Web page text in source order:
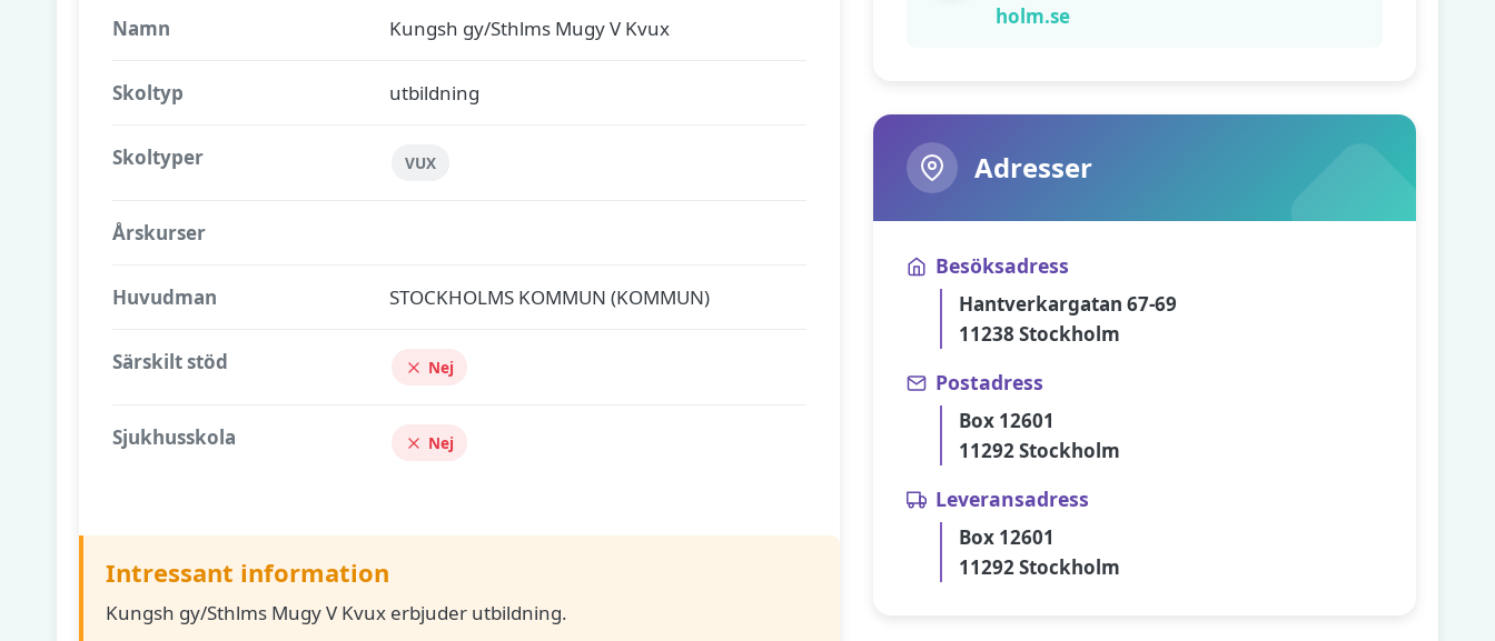
Namn Kungsh gy/Sthlms Mugy V Kvux
Skoltyp utbildning
Skoltyper VUX
Årskurser
Huvudman STOCKHOLMS KOMMUN (KOMMUN)
Särskilt stöd Nej
Sjukhusskola Nej
Intressant information
Kungsh gy/Sthlms Mugy V Kvux erbjuder utbildning.
holm.se
Adresser
Besöksadress
Hantverkargatan 67-69
11238 Stockholm
Postadress
Box 12601
11292 Stockholm
Leveransadress
Box 12601
11292 Stockholm